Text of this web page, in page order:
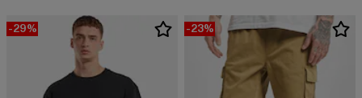
-29% -23%